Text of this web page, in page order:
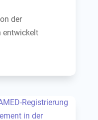
der
entwickelt